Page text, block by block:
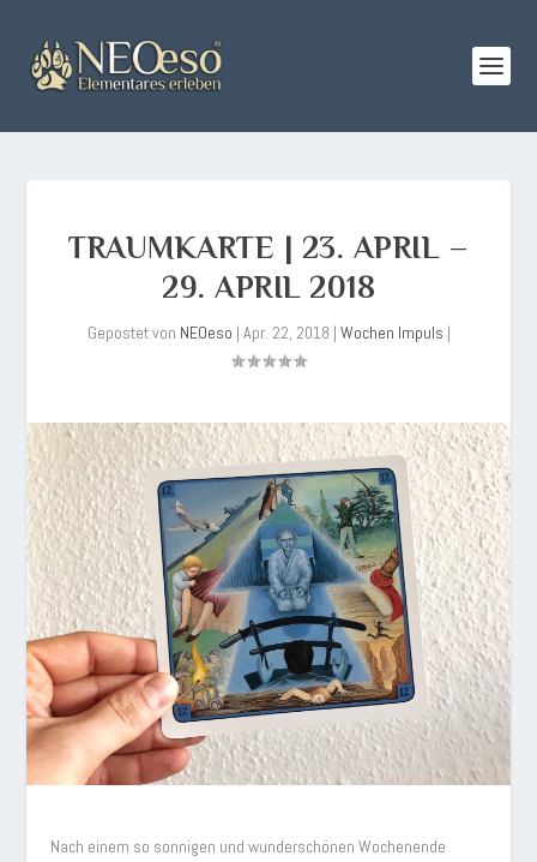
TRAUMKARTE | 23. APRIL –
29. APRIL 2018
Gepostet von NEOeso | Apr. 22, 2018 | Wochen Impuls |
Nach einem so sonnigen und wunderschönen Wochenende